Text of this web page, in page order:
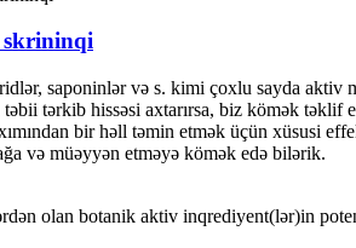
saponinlər və s. kimi çoxlu sayda
tərkib hissəsi axtarırsa, biz kömək
bir həll təmin etmək üçün xüsusi
və müəyyən etməyə kömək edə bilərik.